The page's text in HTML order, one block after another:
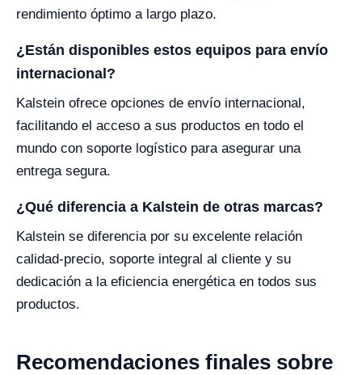
rendimiento óptimo a largo plazo.
¿Están disponibles estos equipos para envío
internacional?
Kalstein ofrece opciones de envío internacional,
facilitando el acceso a sus productos en todo el
mundo con soporte logístico para asegurar una
entrega segura.
¿Qué diferencia a Kalstein de otras marcas?
Kalstein se diferencia por su excelente relación
calidad-precio, soporte integral al cliente y su
dedicación a la eficiencia energética en todos sus
productos.
Recomendaciones finales sobre